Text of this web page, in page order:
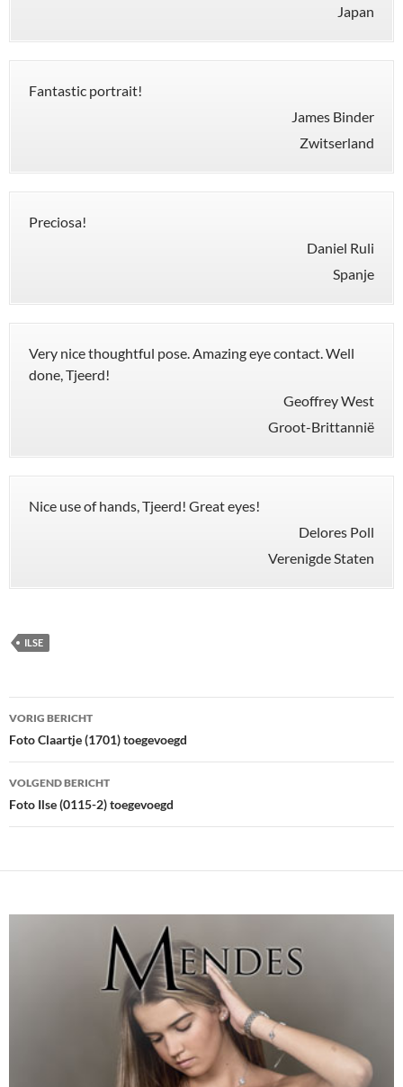
Japan
Fantastic portrait!
James Binder
Zwitserland
Preciosa!
Daniel Ruli
Spanje
Very nice thoughtful pose. Amazing eye contact. Well
done, Tjeerd!
Geoffrey West
Groot-Brittannië
Nice use of hands, Tjeerd! Great eyes!
Delores Poll
Verenigde Staten
ILSE
Bericht
navigatie
VORIG BERICHT
Foto Claartje (1701) toegevoegd
VOLGEND BERICHT
Foto Ilse (0115-2) toegevoegd